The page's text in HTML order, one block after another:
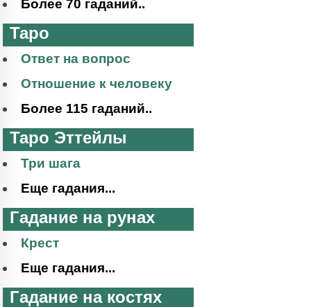
Более 70 гаданий..
Таро
Ответ на вопрос
Отношение к человеку
Более 115 гаданий..
Таро Эттейлы
Три шага
Еще гадания...
Гадание на рунах
Крест
Еще гадания...
Гадание на костях